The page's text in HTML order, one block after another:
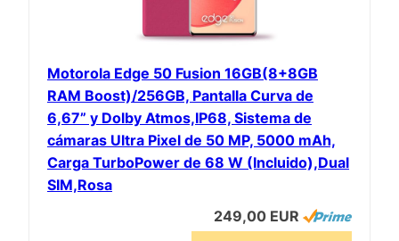
Motorola Edge 50 Fusion 16GB(8+8GB
RAM Boost)/256GB, Pantalla Curva de
6,67” y Dolby Atmos,IP68, Sistema de
cámaras Ultra Pixel de 50 MP, 5000 mAh,
Carga TurboPower de 68 W (Incluido),Dual
SIM,Rosa
249,00 EUR